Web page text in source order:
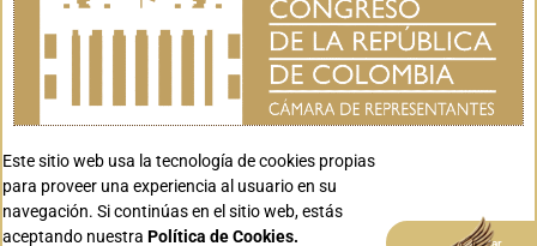
Instagram_@CamaraColombia
X_@CamaraColombia
Youtube_@CamaraColombia
Youtube_@CanalCongreso
Este sitio web usa la tecnología de cookies propias
para proveer una experiencia al usuario en su
navegación. Si continúas en el sitio web, estás
aceptando nuestra Política de Cookies. Aceptar